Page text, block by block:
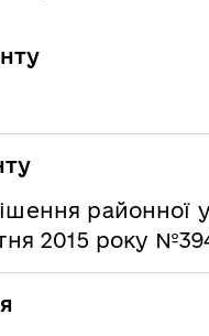
районної у
2015 року